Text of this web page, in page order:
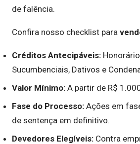
de falência.
Confira nosso checklist para
Créditos Antecipáveis:
Sucumbenciais, Dativos e
Valor Mínimo: A partir de R$
Fase do Processo: Ações em
de sentença em definitivo.
Devedores Elegíveis: Contra